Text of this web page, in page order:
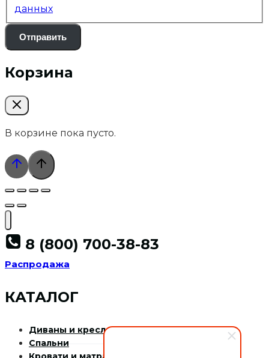
данных
Отправить
Корзина
В корзине пока пусто.
8 (800) 700-38-83
Распродажа
КАТАЛОГ
Диваны и кресла
Спальни